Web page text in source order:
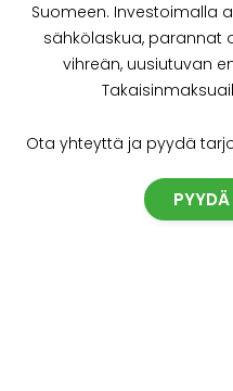
Suomeen. Investoimalla
sähkölaskua, parannat
vihreän, uusiutuvan
Ota yhteyttä ja pyydä